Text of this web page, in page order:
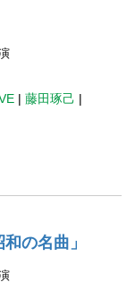
| 藤田琢己 |
の名曲」